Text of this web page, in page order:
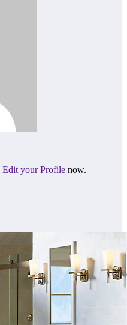
Edit your Profile now.